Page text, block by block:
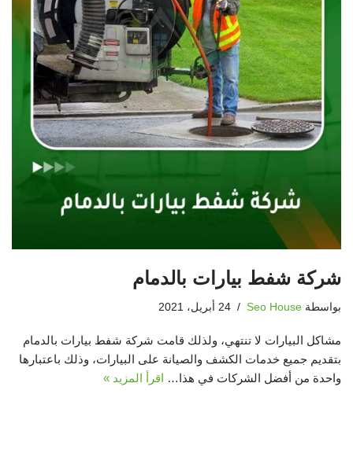
شركة شفط بيارات بالدمام
بواسطة Seo House 24 أبريل، 2021
مشاكل البيارات لا تنتهي، ولذلك قامت شركة شفط بيارات بالدمام
بتقديم جميع خدمات الكشف والصيانة على البيارات، وذلك باعتبارها
واحدة من أفضل الشركات في هذا…
اقرأ المزيد »